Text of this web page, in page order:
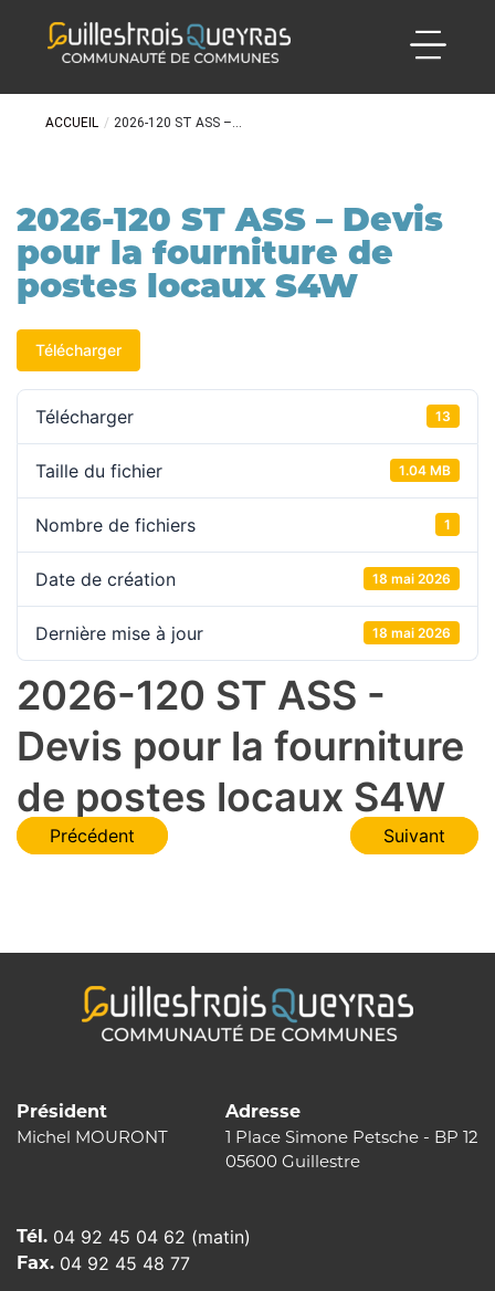
ACCUEIL / 2026-120 ST ASS –...
2026-120 ST ASS – Devis
pour la fourniture de
postes locaux S4W
Télécharger
Télécharger 13
Taille du fichier 1.04 MB
Nombre de fichiers 1
Date de création 18 mai 2026
Dernière mise à jour 18 mai 2026
2026-120 ST ASS -
Devis pour la fourniture
de postes locaux S4W
Navigation
Précédent Suivant
Président
Michel MOURONT
Adresse
1 Place Simone Petsche - BP 12
05600 Guillestre
Tél. 04 92 45 04 62 (matin)
Fax. 04 92 45 48 77